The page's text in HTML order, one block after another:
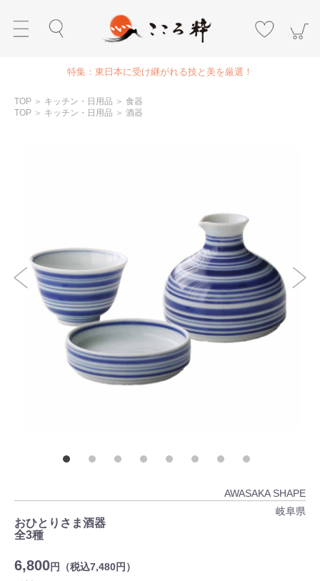
特集：東日本に受け継がれる技と美を厳選！
TOP ＞ キッチン・日用品 ＞ 食器
TOP ＞ キッチン・日用品 ＞ 酒器
AWASAKA SHAPE
岐阜県
おひとりさま酒器
全3種
6,800円（税込7,480円）